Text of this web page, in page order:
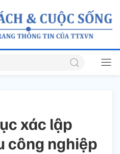
xác lập
công nghiệp